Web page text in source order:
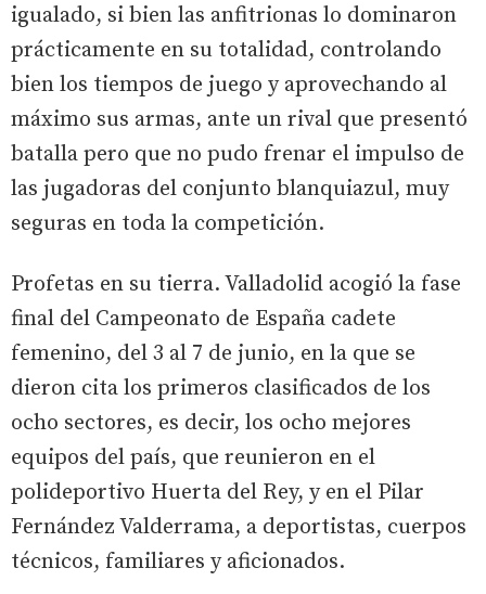
igualado, si bien las anfitrionas lo dominaron
prácticamente en su totalidad, controlando
bien los tiempos de juego y aprovechando al
máximo sus armas, ante un rival que presentó
batalla pero que no pudo frenar el impulso de
las jugadoras del conjunto blanquiazul, muy
seguras en toda la competición.
Profetas en su tierra. Valladolid acogió la fase
final del Campeonato de España cadete
femenino, del 3 al 7 de junio, en la que se
dieron cita los primeros clasificados de los
ocho sectores, es decir, los ocho mejores
equipos del país, que reunieron en el
polideportivo Huerta del Rey, y en el Pilar
Fernández Valderrama, a deportistas, cuerpos
técnicos, familiares y aficionados.